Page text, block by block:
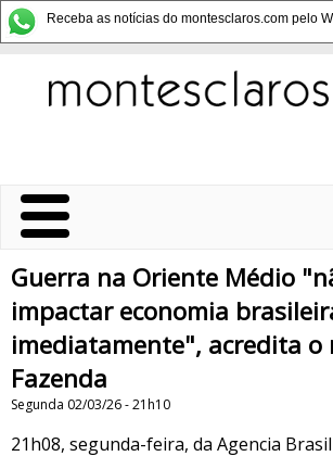
Receba as notícias do montesclaros.com pelo
Guerra na Oriente Médio
impactar economia
imediatamente", acredita o
Fazenda
Segunda 02/03/26 - 21h10
21h08, segunda-feira, da Agencia Brasil